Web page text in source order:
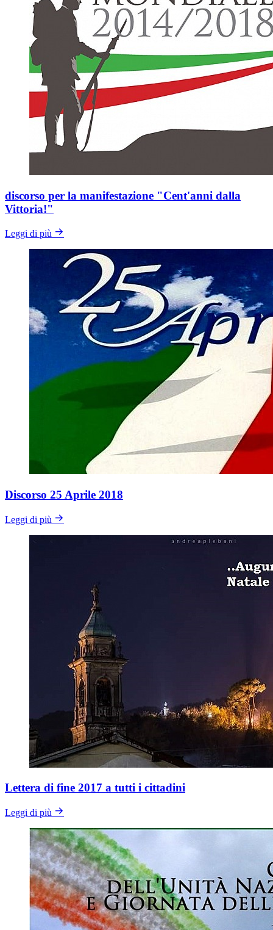
discorso per la manifestazione "Cent'anni dalla
Vittoria!"
Leggi di più
Discorso 25 Aprile 2018
Leggi di più
Lettera di fine 2017 a tutti i cittadini
Leggi di più